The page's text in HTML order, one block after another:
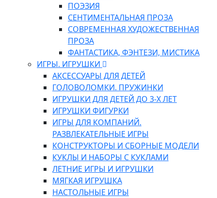
ПОЭЗИЯ
СЕНТИМЕНТАЛЬНАЯ ПРОЗА
СОВРЕМЕННАЯ ХУДОЖЕСТВЕННАЯ
ПРОЗА
ФАНТАСТИКА, ФЭНТЕЗИ, МИСТИКА
ИГРЫ. ИГРУШКИ
АКСЕССУАРЫ ДЛЯ ДЕТЕЙ
ГОЛОВОЛОМКИ. ПРУЖИНКИ
ИГРУШКИ ДЛЯ ДЕТЕЙ ДО 3-Х ЛЕТ
ИГРУШКИ ФИГУРКИ
ИГРЫ ДЛЯ КОМПАНИЙ.
РАЗВЛЕКАТЕЛЬНЫЕ ИГРЫ
КОНСТРУКТОРЫ И СБОРНЫЕ МОДЕЛИ
КУКЛЫ И НАБОРЫ С КУКЛАМИ
ЛЕТНИЕ ИГРЫ И ИГРУШКИ
МЯГКАЯ ИГРУШКА
НАСТОЛЬНЫЕ ИГРЫ